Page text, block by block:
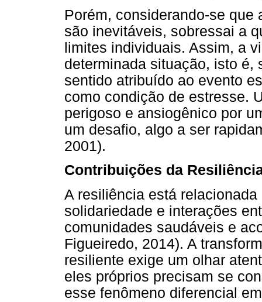
Porém, considerando-se
são inevitáveis, sobressai a
limites individuais. Assim, a
determinada situação, isto é,
sentido atribuído ao evento
como condição de estresse.
perigoso e ansiogênico por
um desafio, algo a ser
2001).
Contribuições da
A resiliência está
solidariedade e interações
comunidades saudáveis e
Figueiredo, 2014). A
resiliente exige um olhar
eles próprios precisam se
esse fenômeno diferencial